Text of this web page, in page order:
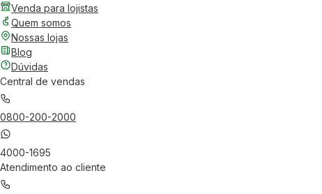
Venda para lojistas
Quem somos
Nossas lojas
Blog
Dúvidas
Central de vendas
0800-200-2000
4000-1695
Atendimento ao cliente